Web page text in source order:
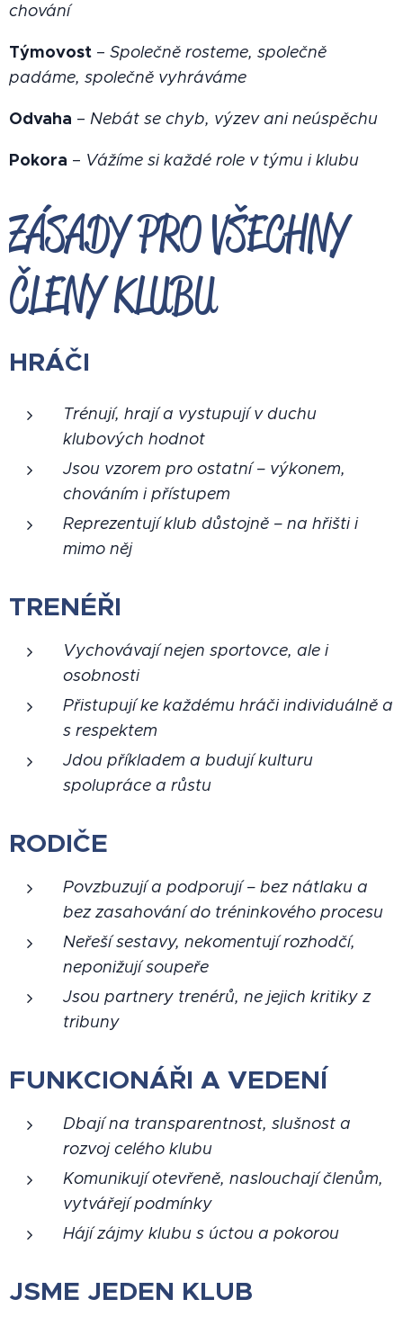
chování
Týmovost – Společně rosteme, společně
padáme, společně vyhráváme
Odvaha – Nebát se chyb, výzev ani neúspěchu
Pokora – Vážíme si každé role v týmu i klubu
ZÁSADY PRO VŠECHNY
ČLENY KLUBU
HRÁČI
Trénují, hrají a vystupují v duchu
klubových hodnot
Jsou vzorem pro ostatní – výkonem,
chováním i přístupem
Reprezentují klub důstojně – na hřišti i
mimo něj
TRENÉŘI
Vychovávají nejen sportovce, ale i
osobnosti
Přistupují ke každému hráči individuálně a
s respektem
Jdou příkladem a budují kulturu
spolupráce a růstu
RODIČE
Povzbuzují a podporují – bez nátlaku a
bez zasahování do tréninkového procesu
Neřeší sestavy, nekomentují rozhodčí,
neponižují soupeře
Jsou partnery trenérů, ne jejich kritiky z
tribuny
FUNKCIONÁŘI A VEDENÍ
Dbají na transparentnost, slušnost a
rozvoj celého klubu
Komunikují otevřeně, naslouchají členům,
vytvářejí podmínky
Hájí zájmy klubu s úctou a pokorou
JSME JEDEN KLUB